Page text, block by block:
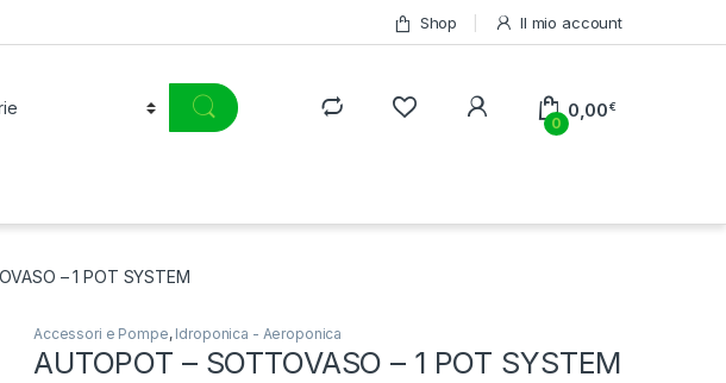
Shop Il mio account
0
0,00€
– 1 POT SYSTEM
Accessori e Pompe, Idroponica - Aeroponica
AUTOPOT – SOTTOVASO – 1 POT SYSTEM